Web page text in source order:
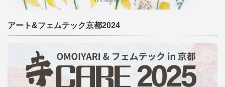
アート&フェムテック京都2024